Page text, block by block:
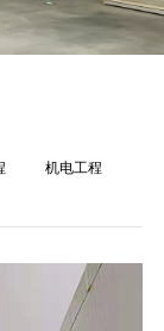
机电工程